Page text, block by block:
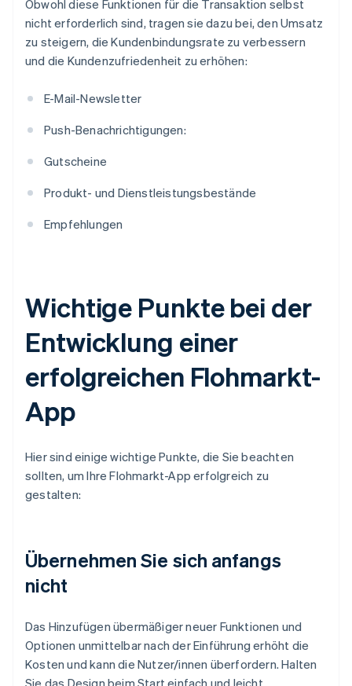
Obwohl diese Funktionen für die Transaktion selbst
nicht erforderlich sind, tragen sie dazu bei, den Umsatz
zu steigern, die Kundenbindungsrate zu verbessern
und die Kundenzufriedenheit zu erhöhen:
E-Mail-Newsletter
Push-Benachrichtigungen:
Gutscheine
Produkt- und Dienstleistungsbestände
Empfehlungen
Wichtige Punkte bei der
Entwicklung einer
erfolgreichen Flohmarkt-
App
Hier sind einige wichtige Punkte, die Sie beachten
sollten, um Ihre Flohmarkt-App erfolgreich zu
gestalten:
Übernehmen Sie sich anfangs
nicht
Das Hinzufügen übermäßiger neuer Funktionen und
Optionen unmittelbar nach der Einführung erhöht die
Kosten und kann die Nutzer/innen überfordern. Halten